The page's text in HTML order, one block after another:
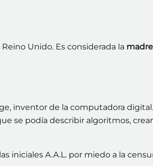
Unido. Es considerada la
inventor de la computadora digital.
se podía describir algoritmos,
iniciales A.A.L. por miedo a la